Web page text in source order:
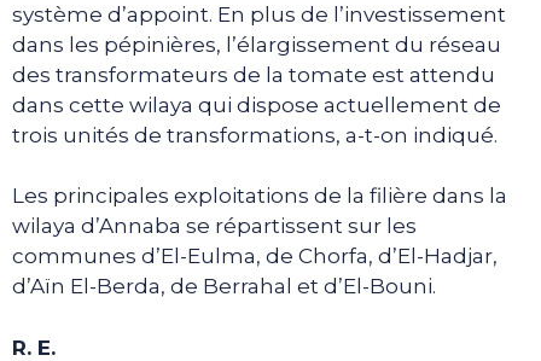
système d’appoint. En plus de l’investissement
dans les pépinières, l’élargissement du réseau
des transformateurs de la tomate est attendu
dans cette wilaya qui dispose actuellement de
trois unités de transformations, a-t-on indiqué.
Les principales exploitations de la filière dans la
wilaya d’Annaba se répartissent sur les
communes d’El-Eulma, de Chorfa, d’El-Hadjar,
d’Aïn El-Berda, de Berrahal et d’El-Bouni.
R. E.